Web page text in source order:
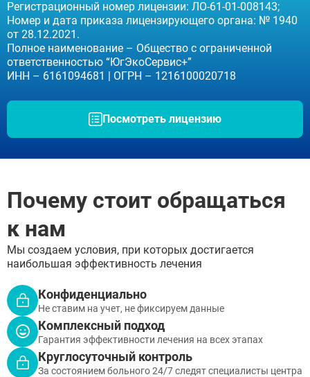
Регистрационный номер лицензии: ЛО-61-01-008143;
Номер и дата приказа лицензирующего органа: № 1940
от 28.12.2021.
Полное наименование – Общество с ограниченной
ответственностью “ЮгЭкоСервис+”
ИНН – 6161094681 | ОГРН – 1216100020718
Посмотреть лицензию
Почему стоит обращаться
к нам
Мы создаем условия, при которых достигается
наибольшая эффективность лечения
Конфиденциально
Не ставим на учет, не фиксируем данные
Комплексный подход
Гарантия эффективности лечения на всех этапах
Круглосуточный контроль
За состоянием больного 24/7 следят специалисты центра